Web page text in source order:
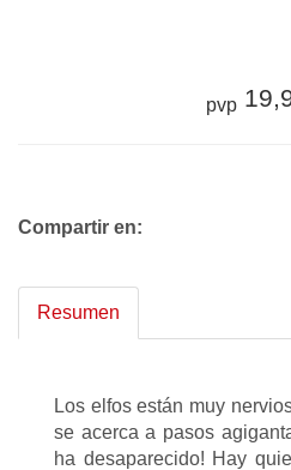
pvp
Compartir en:
Resumen
Los elfos están muy
se acerca a pasos
ha desaparecido! Hay